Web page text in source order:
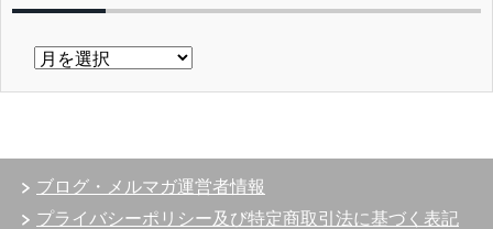
過
ち
ら
ブログ・メルマガ運営者情報
プライバシーポリシー及び特定商取引法に基づく表記